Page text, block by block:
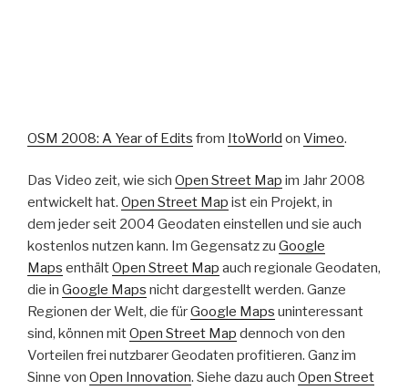
OSM 2008: A Year of Edits from ItoWorld on Vimeo.
Das Video zeit, wie sich Open Street Map im Jahr 2008
entwickelt hat. Open Street Map ist ein Projekt, in
dem jeder seit 2004 Geodaten einstellen und sie auch
kostenlos nutzen kann. Im Gegensatz zu Google
Maps enthältOpen Street Map auch regionale Geodaten,
die in Google Maps nicht dargestellt werden. Ganze
Regionen der Welt, die fürGoogle Maps uninteressant
sind, können mitOpen Street Map dennoch von den
Vorteilen frei nutzbarer Geodaten profitieren. Ganz im
Sinne von Open Innovation. Siehe dazu auch Open Street